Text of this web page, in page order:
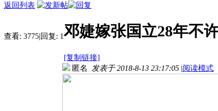
返回列表
查看: 3775|回复: 1邓婕嫁张国立28年不
[复制链接]
匿名 发表于 2018-8-13 23:17:05 |阅读模式